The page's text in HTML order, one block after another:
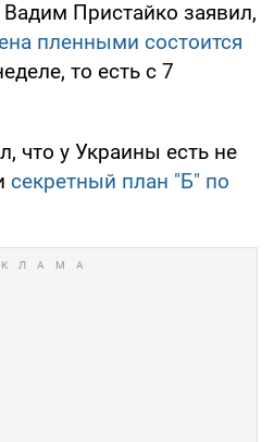
Пристайко заявил,
пленными состоится
то есть с 7
что у Украины есть не
секретный план "Б" по